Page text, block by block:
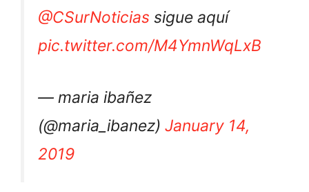
@CSurNoticias sigue aquí
pic.twitter.com/M4YmnWqLxB
— maria ibañez
(@maria_ibanez) January 14,
2019